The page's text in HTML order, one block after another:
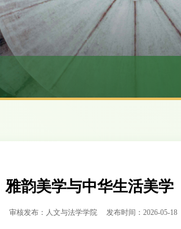
韵美学与中华生活美学
审核发布：人文与法学学院 发布时间：2026-05-18